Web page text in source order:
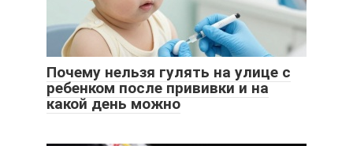
Почему нельзя гулять на улице с
ребенком после прививки и на
какой день можно